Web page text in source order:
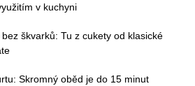
v kuchyni
škvarků: Tu z cukety od klasické
Skromný oběd je do 15 minut